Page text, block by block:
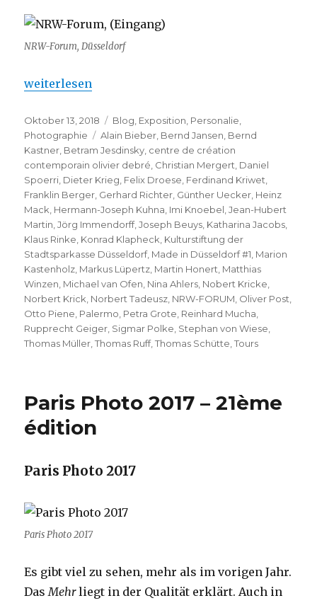
NRW-Forum, Düsseldorf
„NRW-Forum – #1 (Bernd Jansen und Thomas
weiterlesen
Veröffentlicht
am
Oktober 13, 2018 Kategorien
Blog Exposition Personalie
Photographie
Schlagwörter
Alain Bieber Bernd Jansen Bernd
Kastner Betram Jesdinsky centre de création
contemporain olivier debré Christian Mergert Daniel
Spoerri Dieter Krieg Felix Droese Ferdinand Kriwet
Franklin Berger Gerhard Richter Günther Uecker Heinz
Mack Hermann-Joseph Kuhna Imi Knoebel ,Jean-Hubert
Martin ,Jörg Immendorff,Joseph Beuys Katharina Jacobs
Klaus Rinke Konrad Klapheck Kulturstiftung der
Stadtsparkasse Düsseldorf, Made in Düsseldorf #1 Marion
Kastenholz Markus Lüpertz Martin Honert Matthias
Winzen Michael van Ofen Nina Ahlers Nobert Kricke
Norbert Krick Norbert Tadeusz NRW-FORUM Oliver Post
Otto Piene Palermo Petra Grote Reinhard Mucha
Rupprecht Geiger Sigmar Polke Stephan von Wiese
Thomas Müller ,Thomas Ruff,Thomas Schütte ,Tours
Paris Photo 2017 – 21ème
édition
Paris Photo 2017
Paris Photo 2017
Es gibt viel zu sehen, mehr als im vorigen Jahr.
Das Mehrliegt in der Qualität erklärt. Auch in